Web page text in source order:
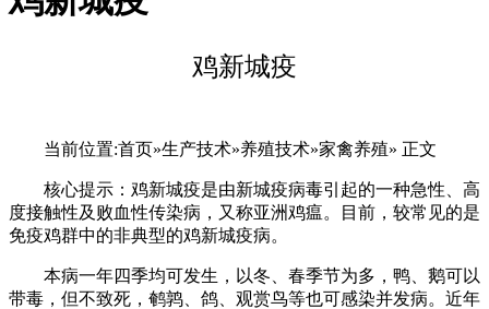
鸡新城疫
当前位置:首页»生产技术»养殖技术»家禽养殖» 正文
核心提示：鸡新城疫是由新城疫病毒引起的一种急性、高
度接触性及败血性传染病，又称亚洲鸡瘟。目前，较常见的是
免疫鸡群中的非典型的鸡新城疫病。
本病一年四季均可发生，以冬、春季节为多，鸭、鹅可以
带毒，但不致死，鹌鹑、鸽、观赏鸟等也可感染并发病。近年